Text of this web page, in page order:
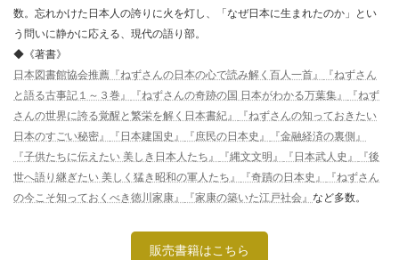
数。忘れかけた日本人の誇りに火を灯し、「なぜ日本に生まれたのか」とい
う問いに静かに応える、現代の語り部。
◆《著書》
日本図書館協会推薦『ねずさんの日本の心で読み解く百人一首』
『ねずさん
と語る古事記１～３巻』
『ねずさんの奇跡の国 日本がわかる万葉集』
『ねず
さんの世界に誇る覚醒と繁栄を解く日本書紀』
『ねずさんの知っておきたい
日本のすごい秘密』
『日本建国史』 『庶民の日本史』
『金融経済の裏側』
『子供たちに伝えたい 美しき日本人たち』
『縄文文明』 『日本武人史』
『後
世へ語り継ぎたい 美しく猛き昭和の軍人たち』
『奇蹟の日本史』
『ねずさん
の今こそ知っておくべき徳川家康』
『家康の築いた江戸社会』 など多数。
販売書籍はこちら